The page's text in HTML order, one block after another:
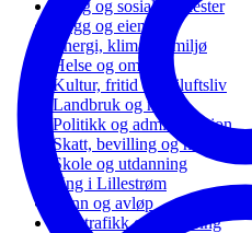
Bolig og sosiale tjenester
Bygg og eiendom
Energi, klima og miljø
Helse og omsorg
Kultur, fritid og friluftsliv
Landbruk og natur
Politikk og administrasjon
Skatt, bevilling og næring
Skole og utdanning
Ung i Lillestrøm
Vann og avløp
Vei, trafikk og parkering